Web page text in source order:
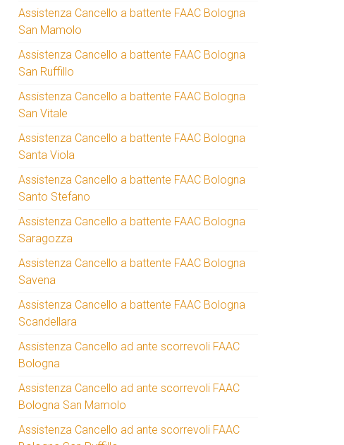
Assistenza Cancello a battente FAAC Bologna
San Mamolo
Assistenza Cancello a battente FAAC Bologna
San Ruffillo
Assistenza Cancello a battente FAAC Bologna
San Vitale
Assistenza Cancello a battente FAAC Bologna
Santa Viola
Assistenza Cancello a battente FAAC Bologna
Santo Stefano
Assistenza Cancello a battente FAAC Bologna
Saragozza
Assistenza Cancello a battente FAAC Bologna
Savena
Assistenza Cancello a battente FAAC Bologna
Scandellara
Assistenza Cancello ad ante scorrevoli FAAC
Bologna
Assistenza Cancello ad ante scorrevoli FAAC
Bologna San Mamolo
Assistenza Cancello ad ante scorrevoli FAAC